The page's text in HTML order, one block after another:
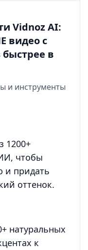
Vidnoz AI:
видео с
в
и инструменты
1200+
чтобы
и придать
оттенок.
натуральных
к